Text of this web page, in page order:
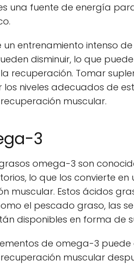
una fuente de energía
un entrenamiento intenso
disminuir, lo que
recuperación. Tomar
niveles adecuados de
muscular.
3
omega-3 son
lo que los convierte
muscular. Estos ácidos
el pescado graso, las
disponibles en forma de
de omega-3
muscular